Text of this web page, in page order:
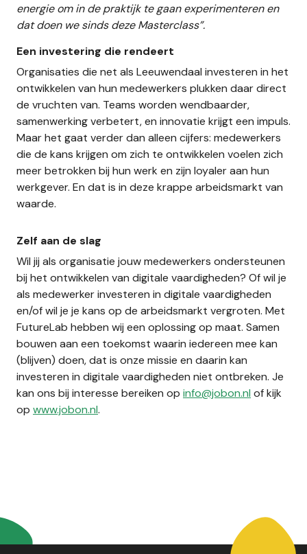
energie om in de praktijk te gaan experimenteren en
dat doen we sinds deze Masterclass”.
Een investering die rendeert
Organisaties die net als Leeuwendaal investeren in het
ontwikkelen van hun medewerkers plukken daar direct
de vruchten van. Teams worden wendbaarder,
samenwerking verbetert, en innovatie krijgt een impuls.
Maar het gaat verder dan alleen cijfers: medewerkers
die de kans krijgen om zich te ontwikkelen voelen zich
meer betrokken bij hun werk en zijn loyaler aan hun
werkgever. En dat is in deze krappe arbeidsmarkt van
waarde.
Zelf aan de slag
Wil jij als organisatie jouw medewerkers ondersteunen
bij het ontwikkelen van digitale vaardigheden? Of wil je
als medewerker investeren in digitale vaardigheden
en/of wil je je kans op de arbeidsmarkt vergroten. Met
FutureLab hebben wij een oplossing op maat. Samen
bouwen aan een toekomst waarin iedereen mee kan
(blijven) doen, dat is onze missie en daarin kan
investeren in digitale vaardigheden niet ontbreken. Je
kan ons bij interesse bereiken op info@jobon.nl of kijk
op www.jobon.nl.